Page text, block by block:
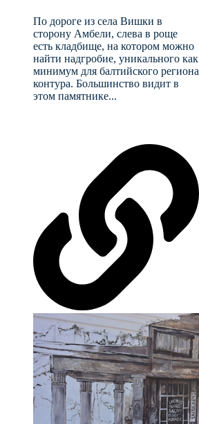
По дороге из села Вишки в
сторону Амбели, слева в роще
есть кладбище, на котором можно
найти надгробие, уникального как
минимум для балтийского региона
контура. Большинство видит в
этом памятнике...